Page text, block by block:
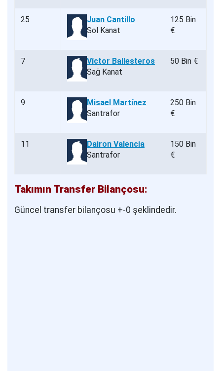
25
Juan Cantillo
Sol Kanat
125 Bin
€
7
Víctor Ballesteros
Sağ Kanat
50 Bin €
9
Misael Martínez
Santrafor
250 Bin
€
11
Dairon Valencia
Santrafor
150 Bin
€
Takımın Transfer Bilançosu:
Güncel transfer bilançosu +-0 şeklindedir.